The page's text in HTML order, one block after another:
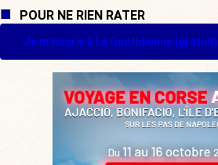
POUR NE RIEN RATER
Je m'inscris à La Quotidienne (gratuit)